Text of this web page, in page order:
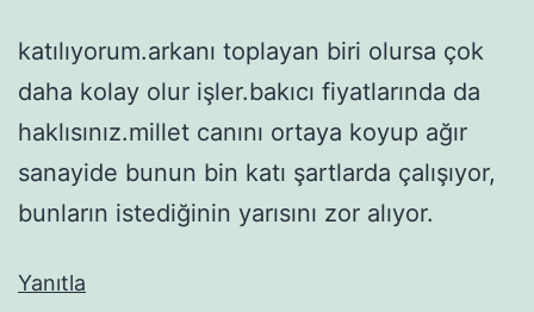
katılıyorum.arkanı toplayan biri olursa çok
daha kolay olur işler.bakıcı fiyatlarında da
haklısınız.millet canını ortaya koyup ağır
sanayide bunun bin katı şartlarda çalışıyor,
bunların istediğinin yarısını zor alıyor.
Yanıtla